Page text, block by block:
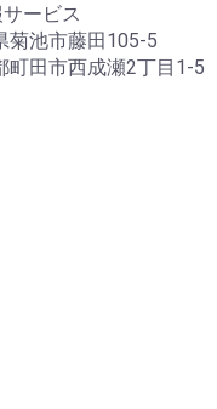
ービス
池市藤田105-5
町田市西成瀬2丁目1-5